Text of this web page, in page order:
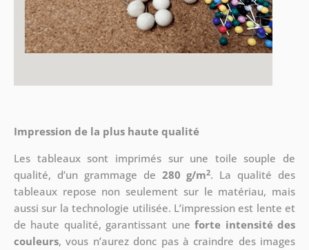
Impression de la plus haute qualité
Les tableaux sont imprimés sur une toile souple de
qualité, d’un grammage de 280 g/m2. La qualité des
tableaux repose non seulement sur le matériau, mais
aussi sur la technologie utilisée. L’impression est lente et
de haute qualité, garantissant uneforte intensité des
couleurs, vous n’aurez donc pas à craindre des images